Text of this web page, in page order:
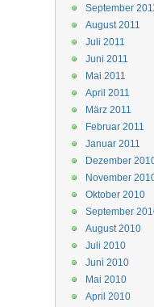
September
August 2011
Juli 2011
Juni 2011
Mai 2011
April 2011
März 2011
Februar 2011
Januar 2011
Dezember
November
Oktober 2010
September
August 2010
Juli 2010
Juni 2010
Mai 2010
April 2010